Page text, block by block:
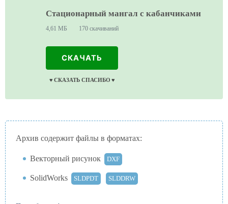
Стационарный мангал с кабанчиками
4,61 МБ 170 скачиваний
СКАЧАТЬ
♥️ СКАЗАТЬ СПАСИБО ♥️
Архив содержит файлы в форматах:
Векторный рисунок DXF
SolidWorks SLDPDT SLDDRW